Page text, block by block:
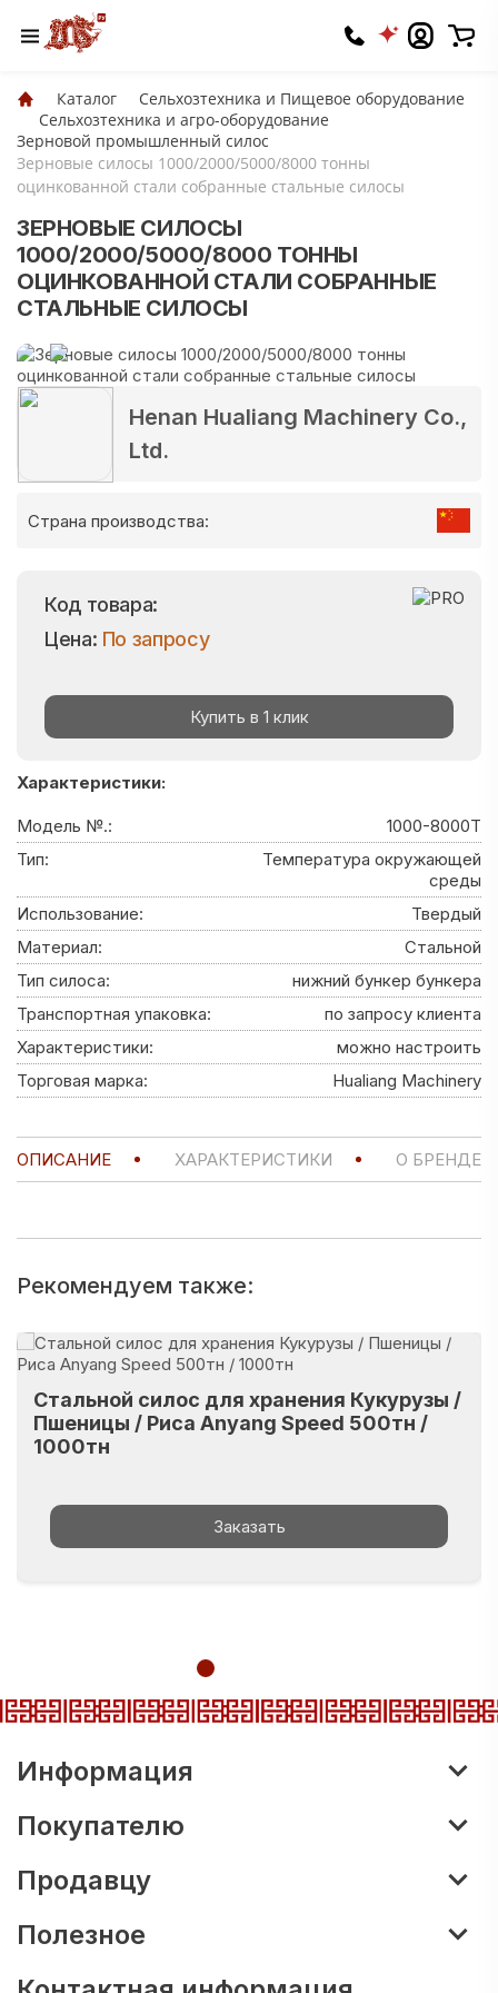
Каталог
Сельхозтехника и Пищевое оборудование
Сельхозтехника и агро-оборудование
Зерновой промышленный силос
Зерновые силосы 1000/2000/5000/8000 тонны
оцинкованной стали собранные стальные силосы
ЗЕРНОВЫЕ СИЛОСЫ
1000/2000/5000/8000 ТОННЫ
ОЦИНКОВАННОЙ СТАЛИ СОБРАННЫЕ
СТАЛЬНЫЕ СИЛОСЫ
Henan Hualiang Machinery Co.,
Ltd.
Страна производства:
Код товара:
Цена: По запросу
Купить в 1 клик
Характеристики:
Модель №.:
1000-8000T
Тип:
Температура окружающей
среды
Использование:
Твердый
Материал:
Стальной
Тип силоса:
нижний бункер бункера
Транспортная упаковка:
по запросу клиента
Характеристики:
можно настроить
Торговая марка:
Hualiang Machinery
ОПИСАНИЕ ХАРАКТЕРИСТИКИ О БРЕНДЕ
Рекомендуем также:
Стальной силос для хранения Кукурузы /
Пшеницы / Риса Anyang Speed 500тн /
1000тн
Заказать
Информация
Покупателю
Продавцу
Полезное